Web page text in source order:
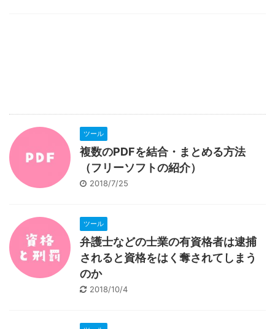
ツール
複数のPDFを結合・まとめる方法
（フリーソフトの紹介）
2018/7/25
ツール
弁護士などの士業の有資格者は逮捕
されると資格をはく奪されてしまう
のか
2018/10/4